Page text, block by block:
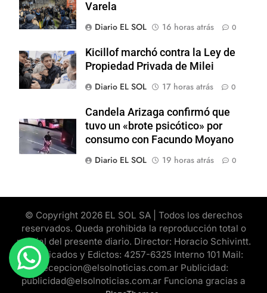
Varela
Diario EL SOL
16 horas atrás 0
Kicillof marchó contra la Ley de
Propiedad Privada de Milei
Diario EL SOL
17 horas atrás 0
Candela Arizaga confirmó que
tuvo un «brote psicótico» por
consumo con Facundo Moyano
Diario EL SOL
19 horas atrás 0
© Copyright 2026 EL SOL SA | Todos los derechos
reservados. Queda prohibida la reproducción total o
parcial del presente diario. Director: Horacio Schivintt.
Clasificados y Edictos: 4257-6325 Interno 101 Mail:
recepcion@elsolnoticias.com.ar Publicidad:
publicidad@elsolnoticias.com.ar Funciona gracias a